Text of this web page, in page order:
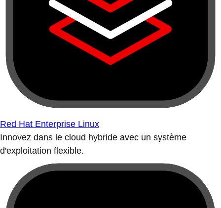
Red Hat Enterprise Linux
Innovez dans le cloud hybride avec un système
d'exploitation flexible.